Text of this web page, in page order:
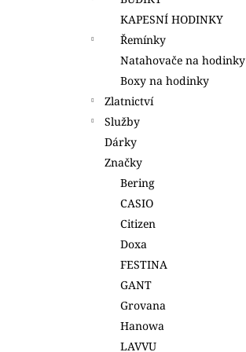
KAPESNÍ HODINKY
Řemínky
Natahovače na hodinky
Boxy na hodinky
Zlatnictví
Služby
Dárky
Značky
Bering
CASIO
Citizen
Doxa
FESTINA
GANT
Grovana
Hanowa
LAVVU
2 500 Kč